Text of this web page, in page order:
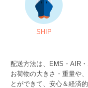
SHIP
配送方法は、EMS・AIR
お荷物の大きさ・重量や
とができて、安心＆経済的